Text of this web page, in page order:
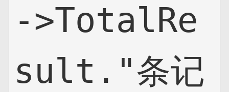
->TotalRe
sult."条记